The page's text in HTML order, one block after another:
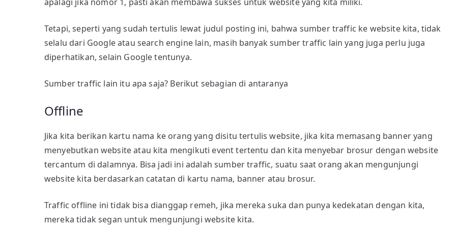
Tetapi, seperti yang sudah tertulis lewat judul posting ini, bahwa sumber traffic ke website kita, tidak
selalu dari Google atau search engine lain, masih banyak sumber traffic lain yang juga perlu juga
diperhatikan, selain Google tentunya.
Sumber traffic lain itu apa saja? Berikut sebagian di antaranya
Offline
Jika kita berikan kartu nama ke orang yang disitu tertulis website, jika kita memasang banner yang
menyebutkan website atau kita mengikuti event tertentu dan kita menyebar brosur dengan website
tercantum di dalamnya. Bisa jadi ini adalah sumber traffic, suatu saat orang akan mengunjungi
website kita berdasarkan catatan di kartu nama, banner atau brosur.
Traffic offline ini tidak bisa dianggap remeh, jika mereka suka dan punya kedekatan dengan kita,
mereka tidak segan untuk mengunjungi website kita.